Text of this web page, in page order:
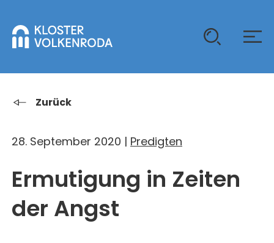
KLOSTER
ÜBER UNS
KOMMUNITÄT
MITLEBEN
GAST SEIN
EINZELGÄSTE
KLOSTER AUF ZEIT
VERANSTALTUNGEN
Zurück
28. September 2020 | Predigten
Ermutigung in Zeiten
der Angst